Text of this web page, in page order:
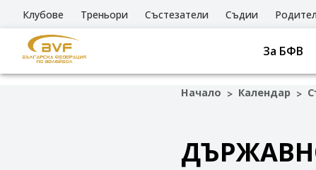
Клубове Треньори Състезатели Съдии
За БФВ
Начало > Календар >